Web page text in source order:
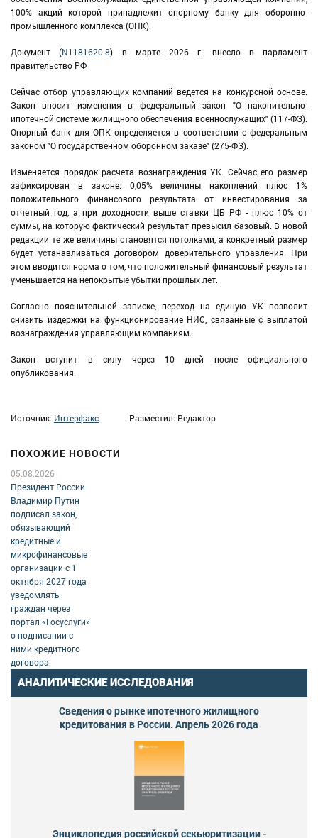
100% акций которой принадлежит опорному банку для оборонно-
промышленного комплекса (ОПК).
Документ (N1181620-8) в марте 2026 г. внесло в парламент
правительство РФ
Сейчас отбор управляющих компаний ведется на конкурсной основе.
Закон вносит изменения в федеральный закон "О накопительно-
ипотечной системе жилищного обеспечения военнослужащих" (117-ФЗ).
Опорный банк для ОПК определяется в соответствии с федеральным
законом "О государственном оборонном заказе" (275-ФЗ).
Изменяется порядок расчета вознаграждения УК. Сейчас его размер
зафиксирован в законе: 0,05% величины накоплений плюс 1%
положительного финансового результата от инвестирования за
отчетный год, а при доходности выше ставки ЦБ РФ - плюс 10% от
суммы, на которую фактический результат превысил базовый. В новой
редакции те же величины становятся потолками, а конкретный размер
будет устанавливаться договором доверительного управления. При
этом вводится норма о том, что положительный финансовый результат
уменьшается на непокрытые убытки прошлых лет.
Согласно пояснительной записке, переход на единую УК позволит
снизить издержки на функционирование НИС, связанные с выплатой
вознаграждения управляющим компаниям.
Закон вступит в силу через 10 дней после официального
опубликования.
Источник: Интерфакс Разместил: Редактор
ПОХОЖИЕ НОВОСТИ
05.08.2026
Президент России
Владимир Путин
подписал закон,
обязывающий
кредитные и
микрофинансовые
организации с 1
октября 2027 года
уведомлять
граждан через
портал «Госуслуги»
о подписании с
ними кредитного
договора
АНАЛИТИЧЕСКИЕ ИССЛЕДОВАНИЯ
Сведения о рынке ипотечного жилищного
кредитования в России. Апрель 2026 года
Энциклопедия российской секьюритизации -